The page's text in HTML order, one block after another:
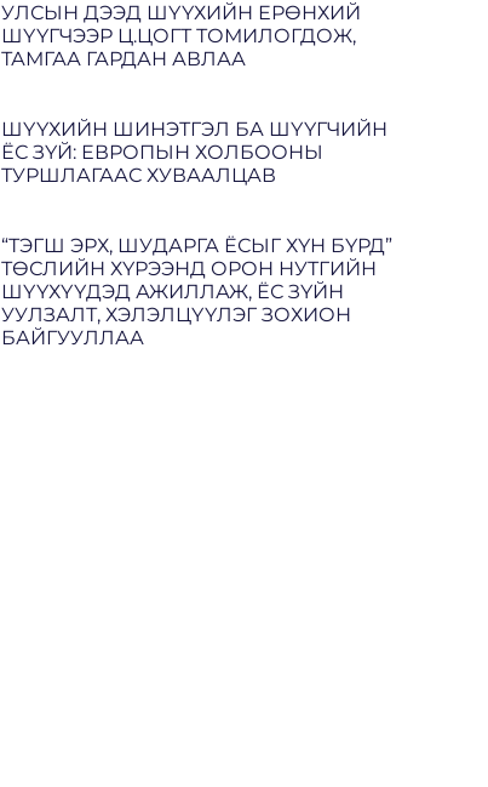
УЛСЫН ДЭЭД ШҮҮХИЙН ЕРӨНХИЙ
ШҮҮГЧЭЭР Ц.ЦОГТ ТОМИЛОГДОЖ,
ТАМГАА ГАРДАН АВЛАА
ШҮҮХИЙН ШИНЭТГЭЛ БА ШҮҮГЧИЙН
ЁС ЗҮЙ: ЕВРОПЫН ХОЛБООНЫ
ТУРШЛАГААС ХУВААЛЦАВ
“ТЭГШ ЭРХ, ШУДАРГА ЁСЫГ ХҮН БҮРД”
ТӨСЛИЙН ХҮРЭЭНД ОРОН НУТГИЙН
ШҮҮХҮҮДЭД АЖИЛЛАЖ, ЁС ЗҮЙН
УУЛЗАЛТ, ХЭЛЭЛЦҮҮЛЭГ ЗОХИОН
БАЙГУУЛЛАА